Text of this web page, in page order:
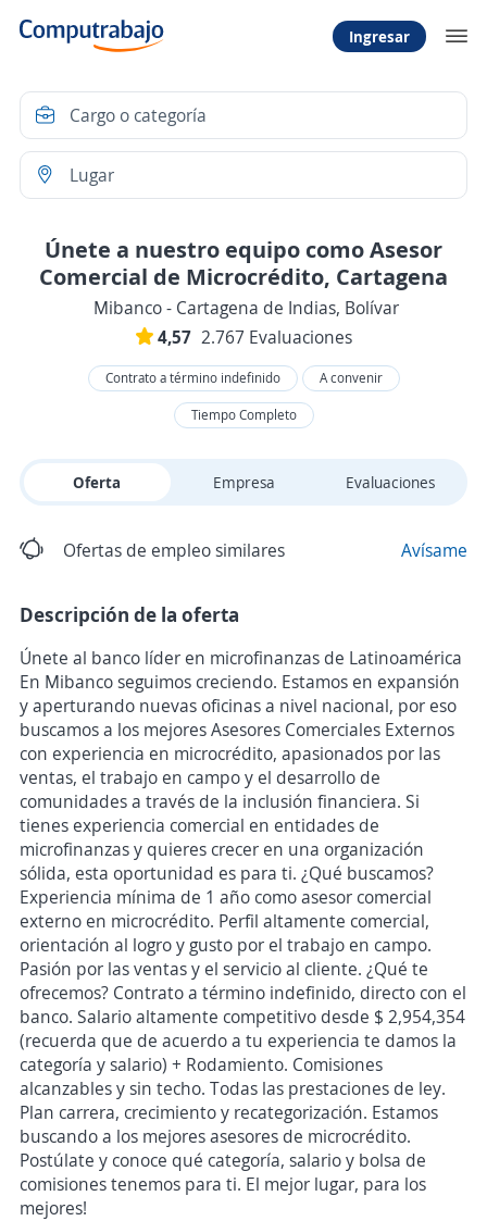
Ingresar
Únete a nuestro equipo como Asesor
Comercial de Microcrédito, Cartagena
Mibanco - Cartagena de Indias, Bolívar
4,57 2.767 Evaluaciones
Contrato a término indefinido
A convenir
Tiempo Completo
Oferta Empresa Evaluaciones
Ofertas de empleo similares Avísame
Descripción de la oferta
Únete al banco líder en microfinanzas de Latinoamérica
En Mibanco seguimos creciendo. Estamos en expansión
y aperturando nuevas oficinas a nivel nacional, por eso
buscamos a los mejores Asesores Comerciales Externos
con experiencia en microcrédito, apasionados por las
ventas, el trabajo en campo y el desarrollo de
comunidades a través de la inclusión financiera. Si
tienes experiencia comercial en entidades de
microfinanzas y quieres crecer en una organización
sólida, esta oportunidad es para ti. ¿Qué buscamos?
Experiencia mínima de 1 año como asesor comercial
externo en microcrédito. Perfil altamente comercial,
orientación al logro y gusto por el trabajo en campo.
Pasión por las ventas y el servicio al cliente. ¿Qué te
ofrecemos? Contrato a término indefinido, directo con el
banco. Salario altamente competitivo desde $ 2,954,354
(recuerda que de acuerdo a tu experiencia te damos la
categoría y salario) + Rodamiento. Comisiones
alcanzables y sin techo. Todas las prestaciones de ley.
Plan carrera, crecimiento y recategorización. Estamos
buscando a los mejores asesores de microcrédito.
Postúlate y conoce qué categoría, salario y bolsa de
comisiones tenemos para ti. El mejor lugar, para los
mejores!